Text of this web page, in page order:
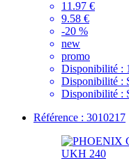
11.97 €
9.58 €
-20 %
new
promo
Disponibilité :
Disponibilité :
Disponibilité :
Référence : 3010217